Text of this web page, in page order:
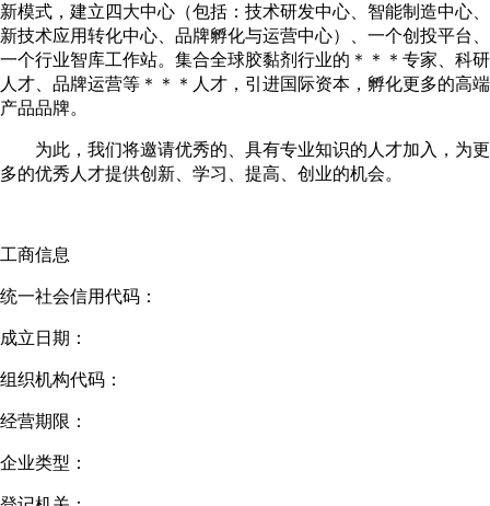
新模式，建立四大中心（包括：技术研发中心、智能制造中心、
新技术应用转化中心、品牌孵化与运营中心）、一个创投平台、
一个行业智库工作站。集合全球胶黏剂行业的＊＊＊专家、科研
人才、品牌运营等＊＊＊人才，引进国际资本，孵化更多的高端
产品品牌。
为此，我们将邀请优秀的、具有专业知识的人才加入，为更
多的优秀人才提供创新、学习、提高、创业的机会。
工商信息
统一社会信用代码：
成立日期：
组织机构代码：
经营期限：
企业类型：